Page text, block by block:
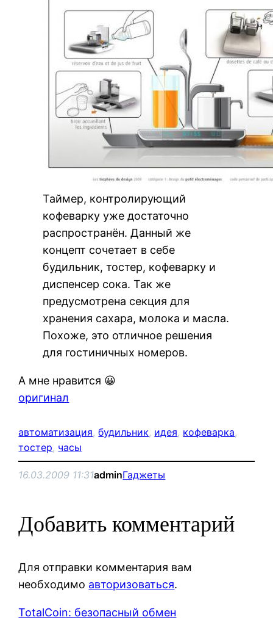
Таймер, контролирующий
кофеварку уже достаточно
распространён. Данный же
концепт сочетает в себе
будильник, тостер, кофеварку и
диспенсер сока. Так же
предусмотрена секция для
хранения сахара, молока и масла.
Похоже, это отличное решения
для гостиничных номеров.
А мне нравится 😀
оригинал
автоматизация, будильник, идея, кофеварка
тостер, часы
16.03.2009 11:31adminГаджеты
Добавить комментарий
Для отправки комментария вам
необходимо авторизоваться.
TotalCoin: безопасный обмен